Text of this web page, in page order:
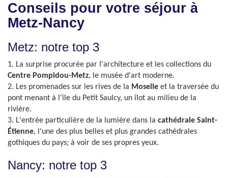
Conseils pour votre séjour à
Metz-Nancy
Metz: notre top 3
1. La surprise procurée par l'architecture et les collections du
Centre Pompidou-Metz, le musée d'art moderne.
2. Les promenades sur les rives de la Moselle et la traversée du
pont menant à l'île du Petit Saulcy, un îlot au milieu de la
rivière.
3. L'entrée particulière de la lumière dans la cathédrale Saint-
Étienne, l'une des plus belles et plus grandes cathédrales
gothiques du pays; à voir de ses propres yeux.
Nancy: notre top 3